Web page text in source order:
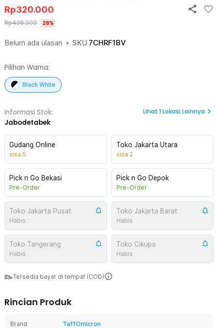
Belum ada ulasan • SKU 7CHRF1BV
Rp320.000
Rp438.900 28%
Pilihan Warna:
Black White
Informasi Stok:
Jabodetabek
Lihat 1Lokasi Lainnya
Gudang Online
sisa 5
Toko Jakarta Utara
sisa 2
Pick n Go Bekasi
Pre-Order
Pick n Go Depok
Pre-Order
Toko Jakarta Pusat
Habis
Toko Jakarta Barat
Habis
Toko Tangerang
Habis
Toko Cikupa
Habis
Tersedia bayar di tempat (COD)
Rincian Produk
Brand
TaffOmicron